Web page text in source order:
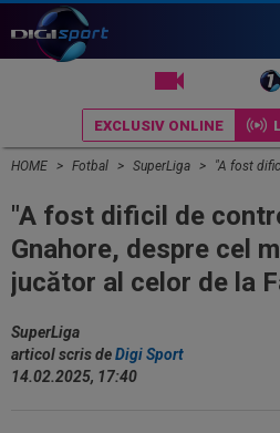
EXCLUSIV ONLINE
HOME Fotbal SuperLiga "A fost dificil de
"A fost dificil de
Gnahore, despre cel
jucător al celor de la
SuperLiga
articol scris deDigi Sport
14.02.2025, 17:40